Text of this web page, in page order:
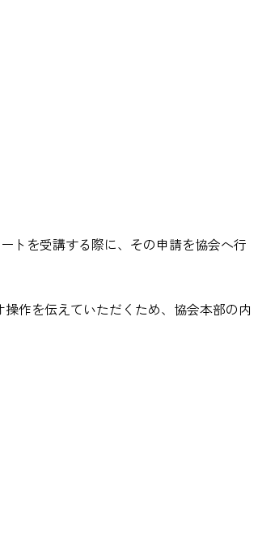
トを受講する際に、その申請を協会へ行
作を伝えていただくため、協会本部の内